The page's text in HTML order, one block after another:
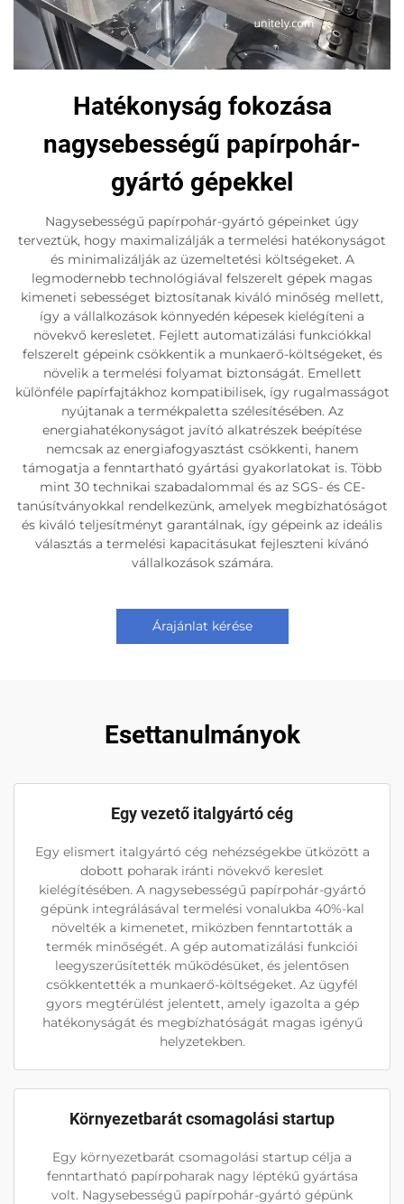
Hatékonyság fokozása
nagysebességű papírpohár-
gyártó gépekkel
Nagysebességű papírpohár-gyártó gépeinket úgy
terveztük, hogy maximalizálják a termelési hatékonyságot
és minimalizálják az üzemeltetési költségeket. A
legmodernebb technológiával felszerelt gépek magas
kimeneti sebességet biztosítanak kiváló minőség mellett,
így a vállalkozások könnyedén képesek kielégíteni a
növekvő keresletet. Fejlett automatizálási funkciókkal
felszerelt gépeink csökkentik a munkaerő-költségeket, és
növelik a termelési folyamat biztonságát. Emellett
különféle papírfajtákhoz kompatibilisek, így rugalmasságot
nyújtanak a termékpaletta szélesítésében. Az
energiahatékonyságot javító alkatrészek beépítése
nemcsak az energiafogyasztást csökkenti, hanem
támogatja a fenntartható gyártási gyakorlatokat is. Több
mint 30 technikai szabadalommal és az SGS- és CE-
tanúsítványokkal rendelkezünk, amelyek megbízhatóságot
és kiváló teljesítményt garantálnak, így gépeink az ideális
választás a termelési kapacitásukat fejleszteni kívánó
vállalkozások számára.
Árajánlat kérése
Esettanulmányok
Egy vezető italgyártó cég
Egy elismert italgyártó cég nehézségekbe ütközött a
dobott poharak iránti növekvő kereslet
kielégítésében. A nagysebességű papírpohár-gyártó
gépünk integrálásával termelési vonalukba 40%-kal
növelték a kimenetet, miközben fenntartották a
termék minőségét. A gép automatizálási funkciói
leegyszerűsítették működésüket, és jelentősen
csökkentették a munkaerő-költségeket. Az ügyfél
gyors megtérülést jelentett, amely igazolta a gép
hatékonyságát és megbízhatóságát magas igényű
helyzetekben.
Környezetbarát csomagolási startup
Egy környezetbarát csomagolási startup célja a
fenntartható papírpoharak nagy léptékű gyártása
volt. Nagysebességű papírpohár-gyártó gépünk